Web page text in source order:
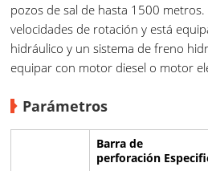
pozos de sal de hasta 1500
velocidades de rotación y está
hidráulico y un sistema de freno
equipar con motor diesel o motor
Parámetros
Barra de
perforación